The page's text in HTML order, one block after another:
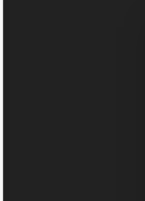
Sketchbook5,
Sketchbook5,
Sketchbook5,
Sketchbook5,